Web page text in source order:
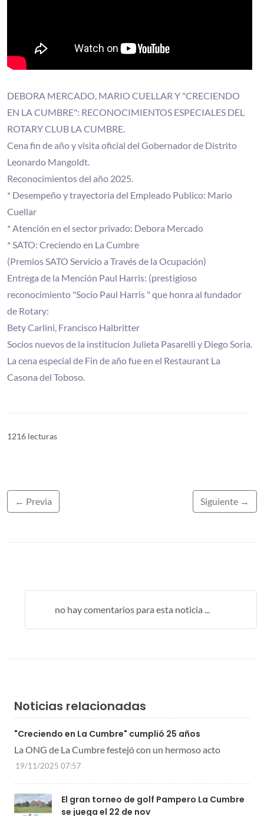
DEBORA MERCADO, MARIO CUELLAR Y "CRECIENDO
EN LA CUMBRE": RECONOCIMIENTOS ESPECIALES DEL
ROTARY CLUB LA CUMBRE.
Cena fin de año y visita oficial del Gobernador de Distrito
Leonardo Mangoldt.
Reconocimientos del año 2025.
* Desempeño y trayectoria del Empleado Publico: Mario
Cuellar
* Atención en el sector privado: Debora Mercado
* SATO: Creciendo en La Cumbre
(Premios SATO Servicio a Través de la Ocupación)
Entrega de la Mención Paul Harris: (prestigioso
reconocimiento "Socio Paul Harris " que honra al fundador
de Rotary:
Bety Carlini, Francisco Halbritter
Socios nuevos de la institucion Julieta Pasarelli y Diego Soria.
La cena especial de Fin de año fue en el Restaurant La
Casona del Toboso.
1216 lecturas
← Previa Siguiente →
no hay comentarios para esta noticia ...
Noticias relacionadas
"Creciendo en La Cumbre" cumplió 25 años
La ONG de La Cumbre festejó con un hermoso acto
19/11/2025 07:57
El gran torneo de golf Pampero La Cumbre
se juega el 22 de nov